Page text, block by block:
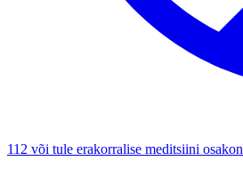
112 või tule erakorralise meditsiini